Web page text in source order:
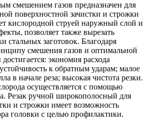
смешением газов предназначен для
поверхностной зачистки и строжки
кислородной струей наружный слой и
позволяет также вырезать
стальных заготовок. Благодаря
смешения газов и оптимальной
экономия расхода
к обратным ударам; малое
в начале реза; высокая чистота резки.
осуществляется с помощью
Резак ручной широкополосный для
и строжки имеет возможность
головки с целью профилактики.